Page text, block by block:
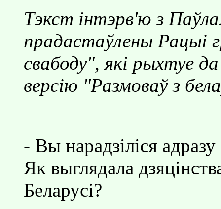
Тэкст iнтэрв'ю з
прадастаўлены Рацыi
свабоду", якi рыхтуе
версiю "Размоваў з
- Вы нарадзiлiся
Як выглядала
Беларусi?